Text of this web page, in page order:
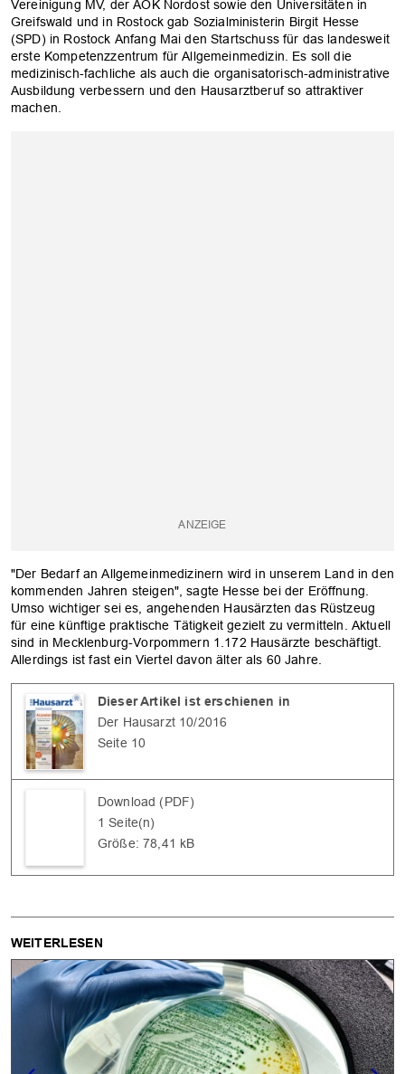
Vereinigung MV, der AOK Nordost sowie den Universitäten in
Greifswald und in Rostock gab Sozialministerin Birgit Hesse
(SPD) in Rostock Anfang Mai den Startschuss für das landesweit
erste Kompetenzzentrum für Allgemeinmedizin. Es soll die
medizinisch-fachliche als auch die organisatorisch-administrative
Ausbildung verbessern und den Hausarztberuf so attraktiver
machen.
"Der Bedarf an Allgemeinmedizinern wird in unserem Land in den
kommenden Jahren steigen", sagte Hesse bei der Eröffnung.
Umso wichtiger sei es, angehenden Hausärzten das Rüstzeug
für eine künftige praktische Tätigkeit gezielt zu vermitteln. Aktuell
sind in Mecklenburg-Vorpommern 1.172 Hausärzte beschäftigt.
Allerdings ist fast ein Viertel davon älter als 60 Jahre.
Dieser Artikel ist erschienen in
Der Hausarzt 10/2016
Seite 10
Download (PDF)
1 Seite(n)
Größe: 78,41 kB
WEITERLESEN